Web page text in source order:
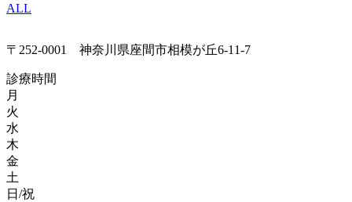
ALL
〒252-0001 神奈川県座間市相模が丘6-11-7
診療時間
月
火
水
木
金
土
日/祝